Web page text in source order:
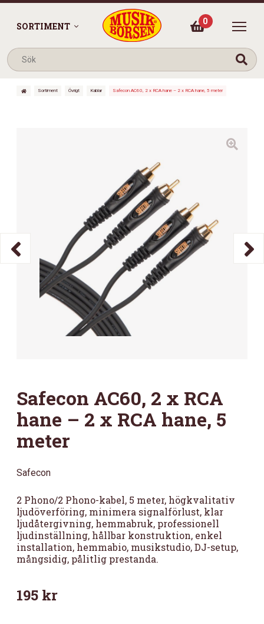
SORTIMENT 0
Sortiment Övrigt Kablar Safecon AC60, 2 x RCA hane – 2 x RCA hane, 5 meter
Safecon AC60, 2 x RCA
hane – 2 x RCA hane, 5
meter
Safecon
2 Phono/2 Phono-kabel, 5 meter, högkvalitativ
ljudöverföring, minimera signalförlust, klar
ljudåtergivning, hemmabruk, professionell
ljudinställning, hållbar konstruktion, enkel
installation, hemmabio, musikstudio, DJ-setup,
mångsidig, pålitlig prestanda.
195 kr